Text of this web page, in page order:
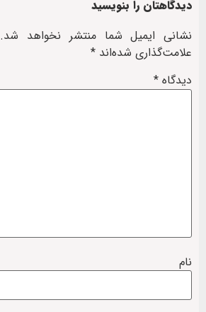
دیدگاهتان را بنویسید
نشانی ایمیل شما منتشر نخواهد شد.
علامت‌گذاری شده‌اند *
دیدگاه *
نام